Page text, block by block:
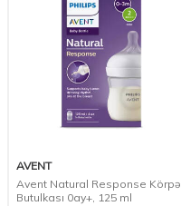
AVENT
Avent Natural Response Körpə
Butulkası 0ay+, 125 ml